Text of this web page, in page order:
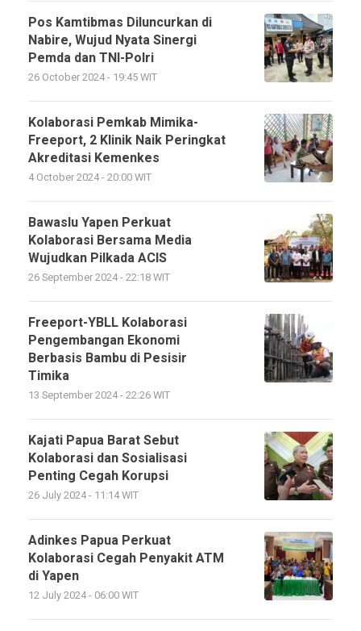
Pos Kamtibmas Diluncurkan di
Nabire, Wujud Nyata Sinergi
Pemda dan TNI-Polri
26 October 2024 - 19:45 WIT
Kolaborasi Pemkab Mimika-
Freeport, 2 Klinik Naik Peringkat
Akreditasi Kemenkes
4 October 2024 - 20:00 WIT
Bawaslu Yapen Perkuat
Kolaborasi Bersama Media
Wujudkan Pilkada ACIS
26 September 2024 - 22:18 WIT
Freeport-YBLL Kolaborasi
Pengembangan Ekonomi
Berbasis Bambu di Pesisir
Timika
13 September 2024 - 22:26 WIT
Kajati Papua Barat Sebut
Kolaborasi dan Sosialisasi
Penting Cegah Korupsi
26 July 2024 - 11:14 WIT
Adinkes Papua Perkuat
Kolaborasi Cegah Penyakit ATM
di Yapen
12 July 2024 - 06:00 WIT